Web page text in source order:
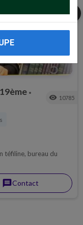
share
•
visibility 10785
messageContact